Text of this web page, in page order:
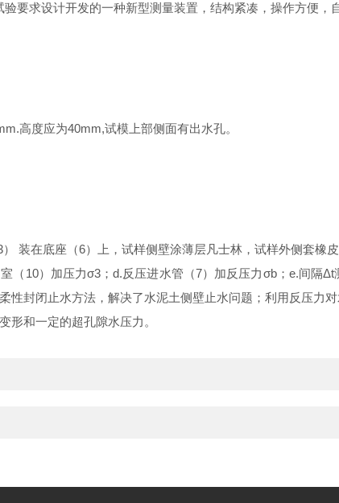
要求设计开发的一种新型测量装置，结构紧凑，操作方便，
高度应为40mm,试模上部侧面有出水孔。
装在底座（6）上，试样侧壁涂薄层凡士林，试样外侧套橡
（10）加压力σ3；d.反压进水管（7）加反压力σb；e.间隔
封闭止水方法，解决了水泥土侧壁止水问题；利用反压力
形和一定的超孔隙水压力。